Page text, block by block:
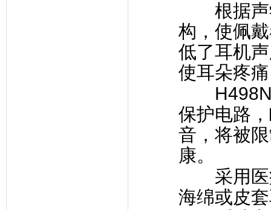
根据声
构，使佩
低了耳机
使耳朵疼
保护电路
音，将被
康。
采用医
海绵或皮